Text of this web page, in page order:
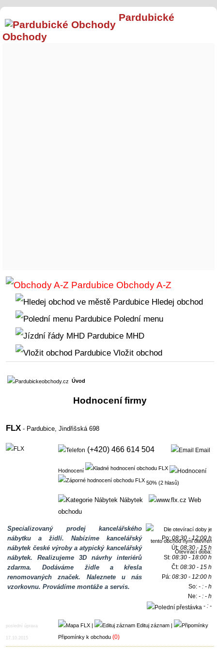
Pardubické
Obchody
Obchody A-Z
Hledej obchod
Polední menu
MHD
Vložit obchod
Úvod
Hodnocení firmy
FLX - Pardubice,Jindřišská 698
(+420) 466 614 504 Email
Hodnocení
50% (2 hlasů)
Nábytek
Web
obchodu
Specializovaný prodej kancelářského
nábytku a židlí. Nabízíme kancelářský
nábytek české výroby a atypický kancelářský
nábytek. Realizujeme 3D návrhy interiérů
zdarma. Dodáváme židle a křesla
renomovaných značek. Naleznete u nás
vzorkovnu. Provádíme montáže a servis.
Otevírací doba:
Po:08:30 - 12:00 h
Út:08:30 - 15 h
St:08:30 - 18:00 h
Čt:08:30 - 15 h
Pá:08:30 - 12:00 h
So:- : - h
Ne:- : - h
- : -
poslední úprava
17.10.2015
| Edituj záznam|
Připomínky k obchodu (0)